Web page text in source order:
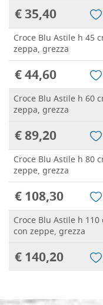
€ 35,40
Croce Blu Astile h 45
zeppa, grezza
€ 44,60
Croce Blu Astile h 60
zeppa, grezza
€ 89,20
Croce Blu Astile h 80
zeppe, grezza
€ 108,30
Croce Blu Astile h 110
con zeppe, grezza
€ 140,20